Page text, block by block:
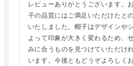
レビューありがとうございます。
子の品質にはご満足いただけたと
いたしました。帽子はデザインや
よって印象が大きく変わるため、
みに合うものを見つけていただけ
います。今後ともどうぞよろしく